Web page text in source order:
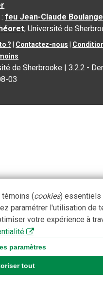
:feu Jean-Claude
, Université de
? Contactez-nous
de Sherbrooke |3.2.2 -
03
(cookies) essentiels
paramétrer l'utilisation de
votre expérience à
paramètres
tout